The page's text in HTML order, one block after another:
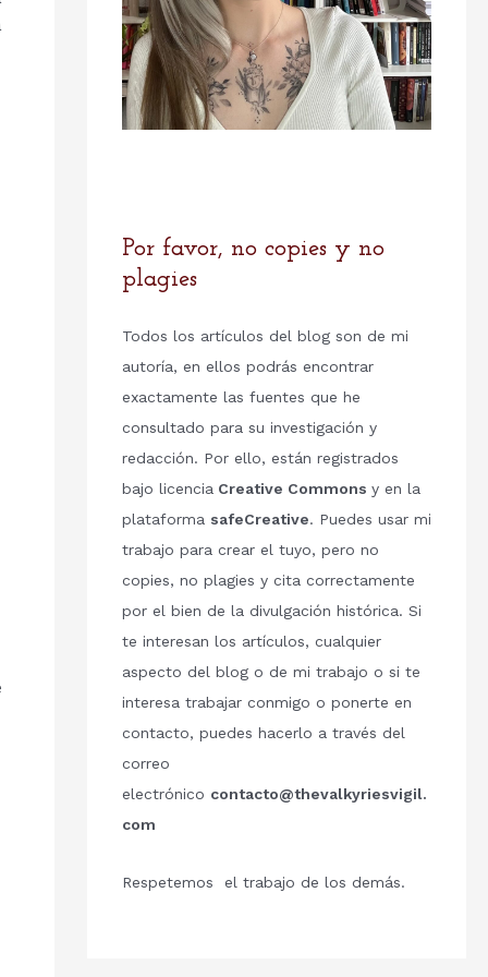
Por favor, no copies y no
plagies
Todos los artículos del blog son de mi
autoría, en ellos podrás encontrar
exactamente las fuentes que he
consultado para su investigación y
redacción. Por ello, están registrados
bajo licencia Creative Commons y en la
plataforma safeCreative. Puedes usar mi
trabajo para crear el tuyo, pero no
copies, no plagies y cita correctamente
por el bien de la divulgación histórica. Si
te interesan los artículos, cualquier
aspecto del blog o de mi trabajo o si te
interesa trabajar conmigo o ponerte en
contacto, puedes hacerlo a través del
correo
electrónico contacto@thevalkyriesvigil.
com
Respetemos el trabajo de los demás.